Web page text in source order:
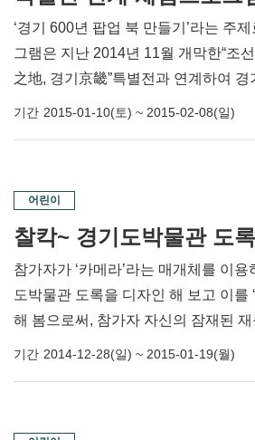
‘경기 600년 팝업 북 만들기’라는 주
그램은 지난 2014년 11월 개막한“조
之地, 경기京畿”특별전과 연계하여
게 이해할 수 있도록 준비하였습니다.
기간 2015-01-10(토) ~ 2015-02-08(일)
어린이
참가자가 ‘카메라’라는 매개체를 이용
도박물관 도록을 디자인 해 보고 이를
해 봄으로써, 참가자 자신의 잠재된
은 새로운 사회교육의 방향을 모색해
기간 2014-12-28(일) ~ 2015-01-19(월)